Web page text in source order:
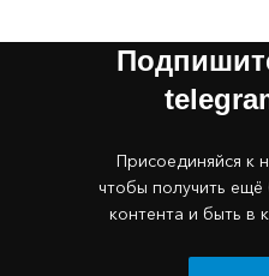
Присоединяйся к
чтобы получить
контента и быть в